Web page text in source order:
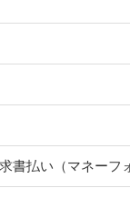
書払い（マネーフ